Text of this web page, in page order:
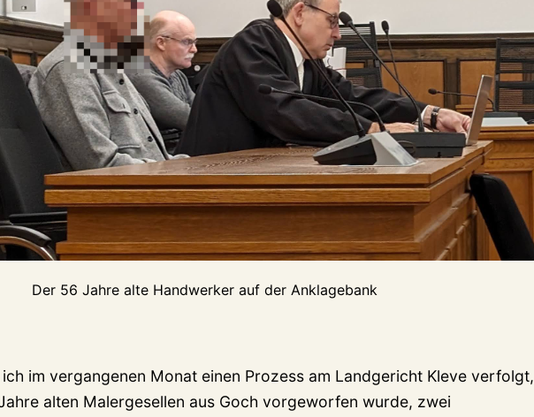
Der 56 Jahre alte Handwerker auf der Anklagebank
ich im vergangenen Monat einen Prozess am Landgericht Kleve verfolgt,
alten Malergesellen aus Goch vorgeworfen wurde, zwei